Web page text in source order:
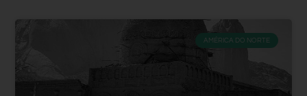
AMÉRICA DO NORTE